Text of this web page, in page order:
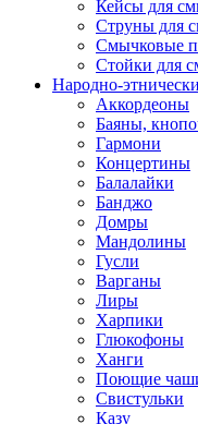
Кейсы для
Струны для
Смычковые
Стойки для
Народно-
Аккордеоны
Баяны,
Гармони
Концертины
Балалайки
Банджо
Домры
Мандолины
Гусли
Варганы
Лиры
Харпики
Глюкофоны
Ханги
Поющие
Свистульки
Казу